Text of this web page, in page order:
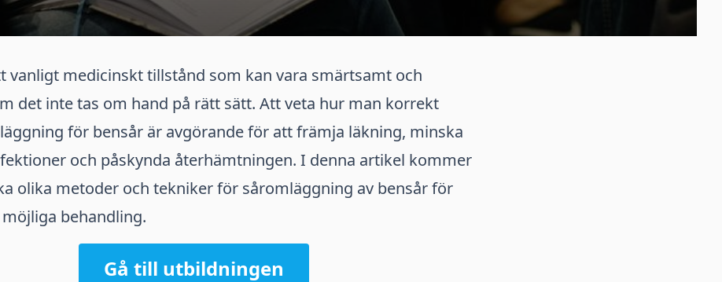
vanligt medicinskt tillstånd som kan vara smärtsamt och
det inte tas om hand på rätt sätt. Att veta hur man korrekt
för bensår är avgörande för att främja läkning, minska
och påskynda återhämtningen. I denna artikel kommer
olika metoder och tekniker för såromläggning av bensår för
behandling.
Gå till utbildningen